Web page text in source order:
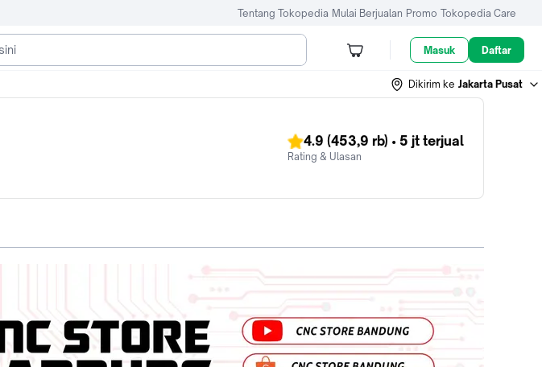
Tentang Tokopedia Mulai Berjualan Promo Tokopedia Care
Masuk Daftar
Dikirim ke Jakarta Pusat
4.9 (453,9 rb) • 5 jt terjual
Rating & Ulasan